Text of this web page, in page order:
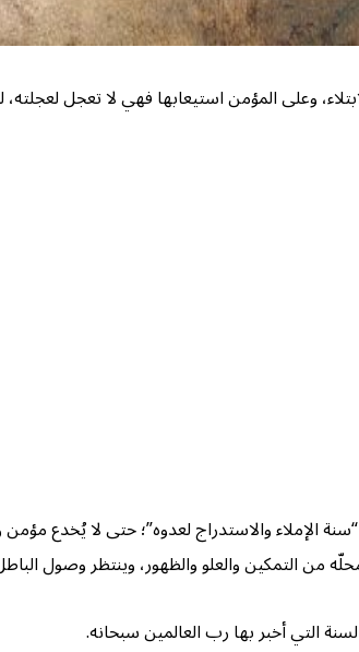
وعلى المؤمن استيعابها فهي لا تعجل
الإملاء والاستدراج لعدوه”؛ حتى لا يُخدع
التمكين والعلو والظهور، وينتظر وصول
التي أخبر بها رب العالمين سبحانه.